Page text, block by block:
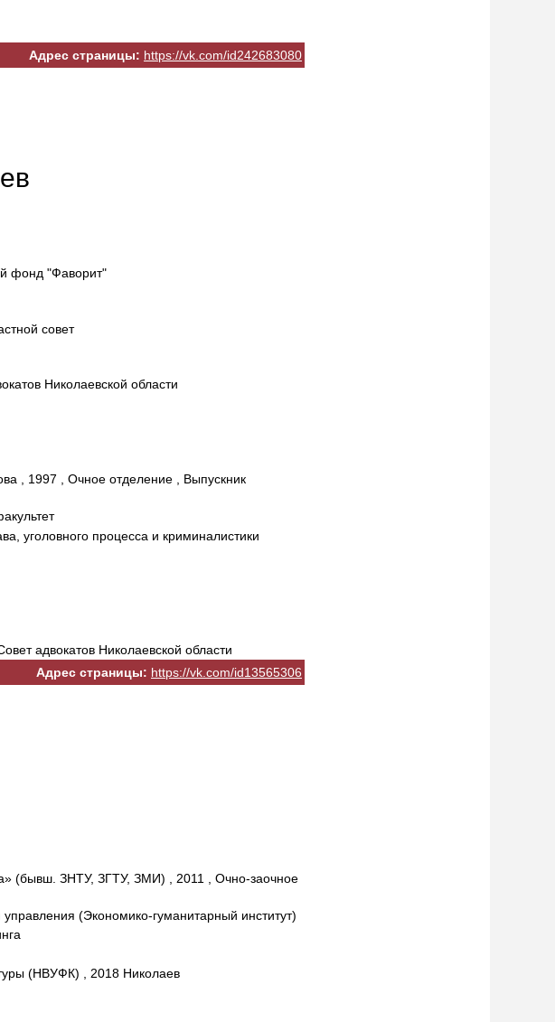
Адрес страницы: https://vk.com/id242683080
фонд "Фаворит"
совет
Николаевской области
, 1997 , Очное отделение , Выпускник
уголовного процесса и криминалистики
адвокатов Николаевской области
Адрес страницы: https://vk.com/id13565306
(бывш. ЗНТУ, ЗГТУ, ЗМИ) , 2011 , Очно-заочное
управления (Экономико-гуманитарный институт)
(НВУФК) , 2018 Николаев